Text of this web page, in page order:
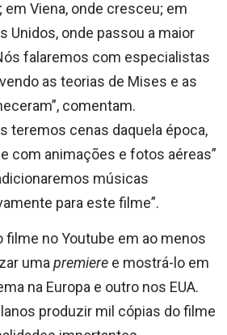
Viena, onde cresceu; em
Unidos, onde passou a maior
falaremos com especialistas
as teorias de Mises e as
comentam.
teremos cenas daquela época,
com animações e fotos aéreas”
músicas
para este filme”.
filme no Youtube em ao menos
umapremiere e mostrá-lo em
na Europa e outro nos EUA.
produzir mil cópias do filme